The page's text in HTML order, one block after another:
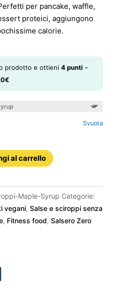
per pancake, waffle,
proteici, aggiungono
calorie.
prodotto e ottieni 4punti –
€
Svuota
al carrello
Maple-Syrup Categorie:
vegani, Salse e sciroppi senza
, Fitness food, Salsero Zero